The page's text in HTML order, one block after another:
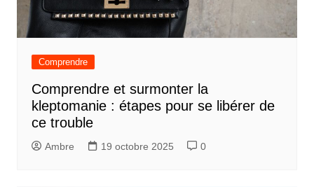
Comprendre
Comprendre et surmonter la
kleptomanie : étapes pour se libérer de
ce trouble
Ambre 19 octobre 2025 0